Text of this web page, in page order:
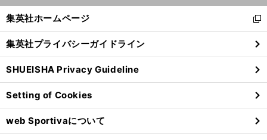
閉
る
集英社ホームページ
新
し
い
ウ
ィ
ン
ド
ウ
で
開
集英社プライバシーガイドライン
SHUEISHA Privacy Guideline
Setting of Cookies
web Sportivaについて